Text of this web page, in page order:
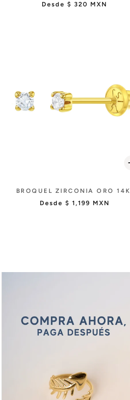
Desde$ 320 MXN
BROQUEL ZIRCONIA ORO 14K
Desde $ 1,199 MXN